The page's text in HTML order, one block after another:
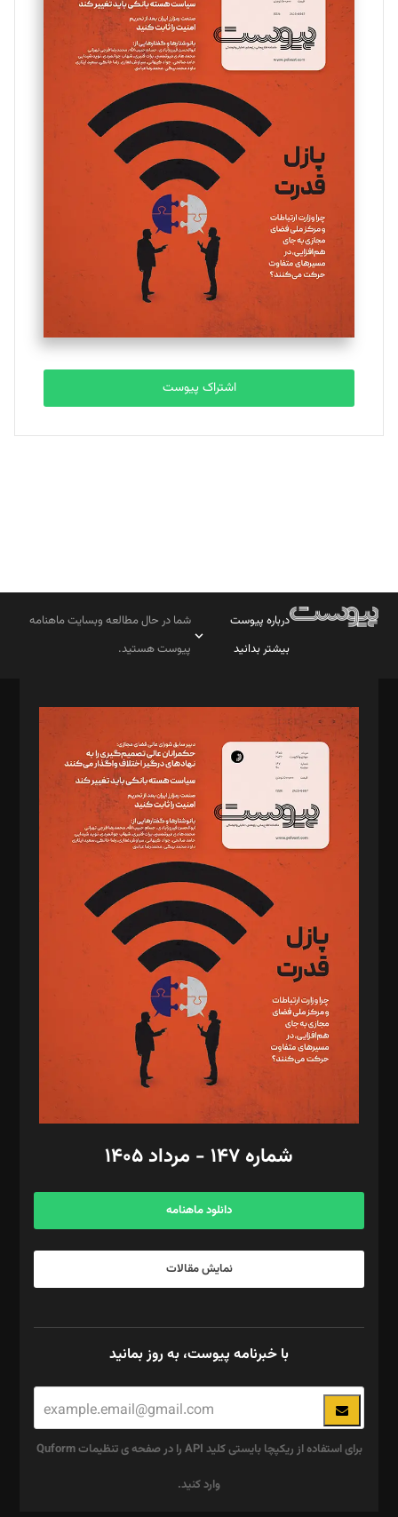
تحریریه
مینا پاکدل
یسنا امان‌پور
تحریریه
ملینا جعفری
تحریریه
مصطفی مسجدی آرانی
تحریریه
بابک نقاش
تحریریه
اشتراک پیوست
درباره پیوست
بیشتر بدانید
شما در حال مطالعه وبسایت ماهنامه
پیوست هستید.
مدیر مسئول: محمدباقر اثنی‌عشری
سردبیر: مهرک محمودی
دبیر تحریریه: میثم قاسمی
د‌بیر ناداستان: سمانه سمیع
د‌بیر خدمت و تجارت: ابوالفضل رجبی
د‌بیر حقوق فناوری: حسام‌الدین ایپکچی
د‌بیر پیوست جهان: مینا پاکدل
د‌بیر تحریریه آنلاین: بابک نقاش
تحریریه‌: مجتبی محمود‌ی، آرش برهمند، یسنا امان‌پور، سروش کرمیان،
مصطفی مسجدی آرانی، ابوالفضل رجبی، زهرا فکرانه، فائزه فتحی
رستمی،مصطفی باستان
ویرایش: نگار استاد‌‌آقا
طراح یونیفرم: مجید توکلی
فیلمبرداری و عکاسی: امیر شفیعی، مانی لطفی زاده
گرافیک و صفحه‌آرایی: سید‌سبحان‌علی ثابت
مد‌یر توسعه تجاری: کامبیز برید‌
امور مالی: شاپور رهبری، محمد‌ کاظمی‌نیا
آگهی و مشترکین: ۰۹۱۹۹۹۹۰۴۵۴
شماره ۱۴۷ - مرداد ۱۴۰۵
دانلود ماهنامه
نمایش مقالات
با خبرنامه پیوست، به روز بمانید
برای استفاده از ریکپچا بایستی کلید API را در صفحه ی تنظیمات Quform
وارد کنید.